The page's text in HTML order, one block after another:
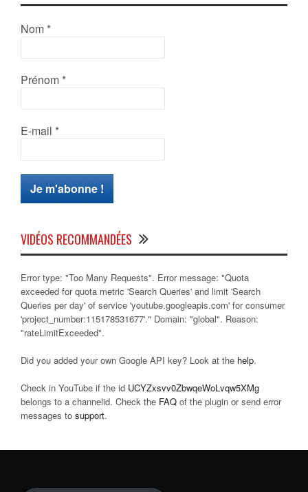
Nom *
Prénom *
E-mail *
VIDÉOS RECOMMANDÉES
Error type: "Too Many Requests". Error message: "Quota
exceeded for quota metric 'Search Queries' and limit 'Search
Queries per day' of service 'youtube.googleapis.com' for consumer
'project_number:115178531677'." Domain: "global". Reason:
"rateLimitExceeded".
Did you added your own Google API key? Look at the help.
Check in YouTube if the id UCYZxsvv0ZbwqeWoLvqw5XMg
belongs to a channelid. Check the FAQ of the plugin or send error
messages to support.